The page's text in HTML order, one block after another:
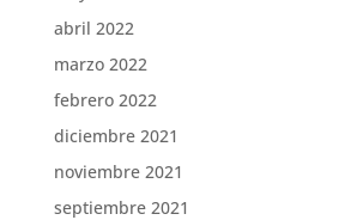
abril 2022
marzo 2022
febrero 2022
diciembre 2021
noviembre 2021
septiembre 2021